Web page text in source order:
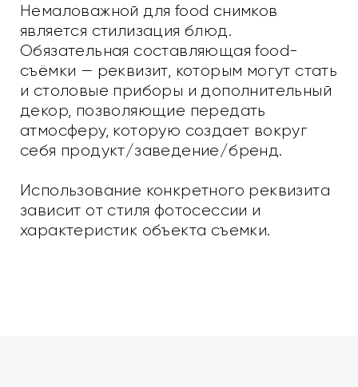
Немаловажной для food снимков
является стилизация блюд.
Обязательная составляющая food-
съёмки — реквизит, которым могут стать
и столовые приборы и дополнительный
декор, позволяющие передать
атмосферу, которую создает вокруг
себя продукт/заведение/бренд.
Использование конкретного реквизита
зависит от стиля фотосессии и
характеристик объекта съемки.